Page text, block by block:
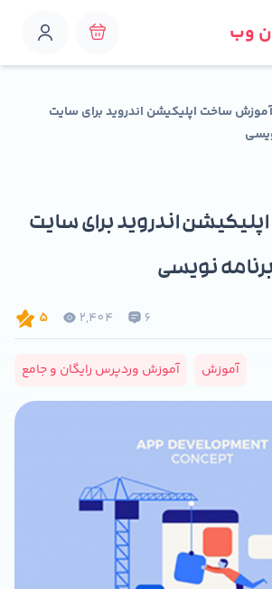
وب
آموزش ساخت اپلیکیشن اندروید برای سایت
6
2,404
5
اندروید برای سایت
نویسی
آموزش آموزش وردپرس رایگان و جامع